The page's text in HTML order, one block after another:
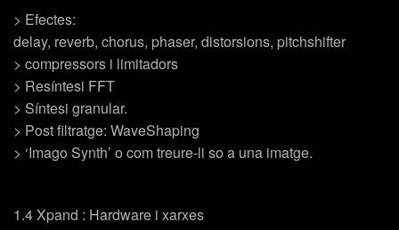
> Efectes:
delay, reverb, chorus, phaser, distorsions, pitchshifter
> compressors i limitadors
> Resíntesi FFT
> Síntesi granular.
> Post filtratge: WaveShaping
> ‘Imago Synth’ o com treure-li so a una imatge.
1.4 Xpand : Hardware i xarxes